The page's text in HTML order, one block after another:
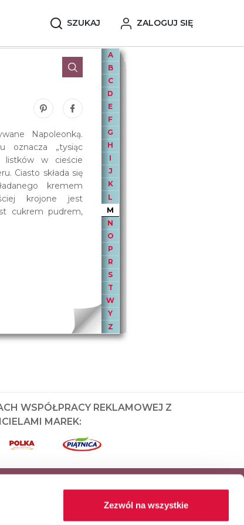
Zezwól na wszystkie
SZUKAJ ZALOGUJ SIĘ
A
B
C
D
E
F
G
H
I
J
K
L
M
N
O
P
R
S
T
W
Y
Z
Zobacz nasze piny w serwisie Pinterest
Udostępnij ten wpis na serwisie Facebook
Napoleonką.
oznacza „tysiąc
listków w cieście
Ciasto składa się
kremem
krojone jest
cukrem pudrem,
WSPÓŁPRACY REKLAMOWEJ Z
MAREK: